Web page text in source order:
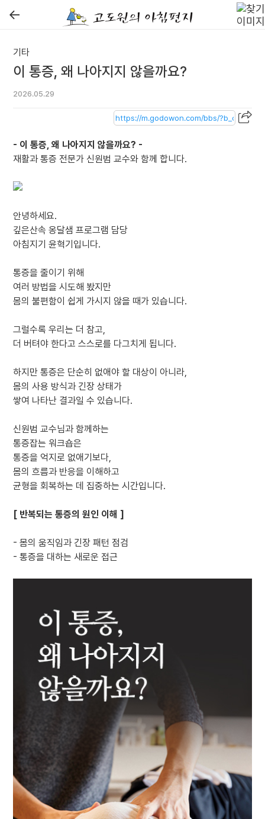
←
기타
이 통증, 왜 나아지지 않을까요?
2026.05.29
- 이 통증, 왜 나아지지 않을까요? -
재활과 통증 전문가 신원범 교수와 함께 합니다.
안녕하세요.
깊은산속 옹달샘 프로그램 담당
아침지기 윤혁기입니다.
통증을 줄이기 위해
여러 방법을 시도해 봤지만
몸의 불편함이 쉽게 가시지 않을 때가 있습니다.
그럴수록 우리는 더 참고,
더 버텨야 한다고 스스로를 다그치게 됩니다.
하지만 통증은 단순히 없애야 할 대상이 아니라,
몸의 사용 방식과 긴장 상태가
쌓여 나타난 결과일 수 있습니다.
신원범 교수님과 함께하는
통증잡는 워크숍은
통증을 억지로 없애기보다,
몸의 흐름과 반응을 이해하고
균형을 회복하는 데 집중하는 시간입니다.
[ 반복되는 통증의 원인 이해 ]
- 몸의 움직임과 긴장 패턴 점검
- 통증을 대하는 새로운 접근